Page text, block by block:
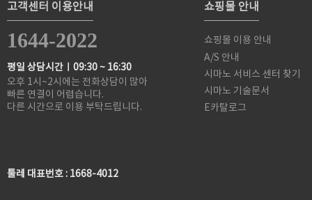
고객센터 이용안내
1644-2022
평일 상담시간ㅣ09:30 ~ 16:30
오후 1시~2시에는 전화상담이 많아
빠른 연결이 어렵습니다.
다른 시간으로 이용 부탁드립니다.
툴레 대표번호 : 1668-4012
쇼핑몰 안내
쇼핑몰 이용 안내
A/S 안내
시마노 서비스 센터 찾기
시마노 기술문서
E카탈로그